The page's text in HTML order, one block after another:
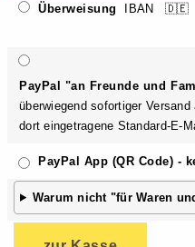
Überweisung IBAN 🇩🇪 |
PayPal "an Freund e und F
überwiegend sofortiger
dort eingetragene Standard-E-
PayPal App (QR Code) -
Warum nicht"für Waren u